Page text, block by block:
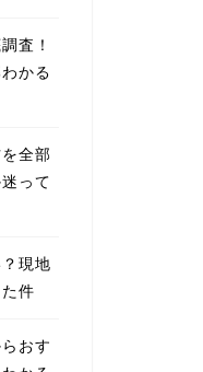
査！
かる
全部
って
現地
件
おす